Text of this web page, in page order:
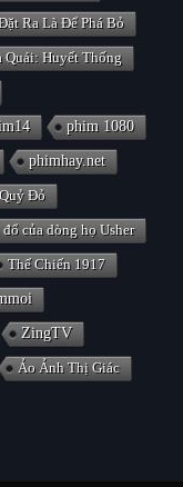
Ra Là Để Phá Bỏ
Huyết Thống
phim 1080
phimhay.net
Quỷ Đỏ
đổ của dòng họ Usher
Thế Chiến 1917
ZingTV
Ảo Ảnh Thị Giác